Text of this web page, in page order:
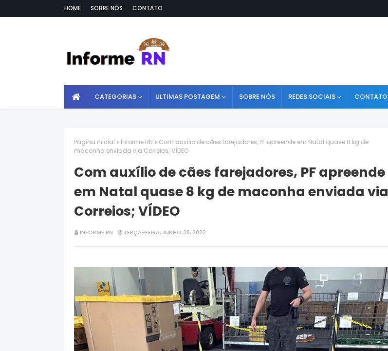
HOME SOBRE NÓS CONTATO
CATEGORIAS ULTIMAS POSTAGEM SOBRE NÓS REDES SOCIAIS CONTATO
Página inicial Informe RN
Com auxílio de cães farejadores, PF apreende em Natal quase 8 kg de
maconha enviada via Correios; VÍDEO
Com auxílio de cães farejadores, PF apreende
em Natal quase 8 kg de maconha enviada via
Correios; VÍDEO
INFORME RN TERÇA-FEIRA, JUNHO 28, 2022